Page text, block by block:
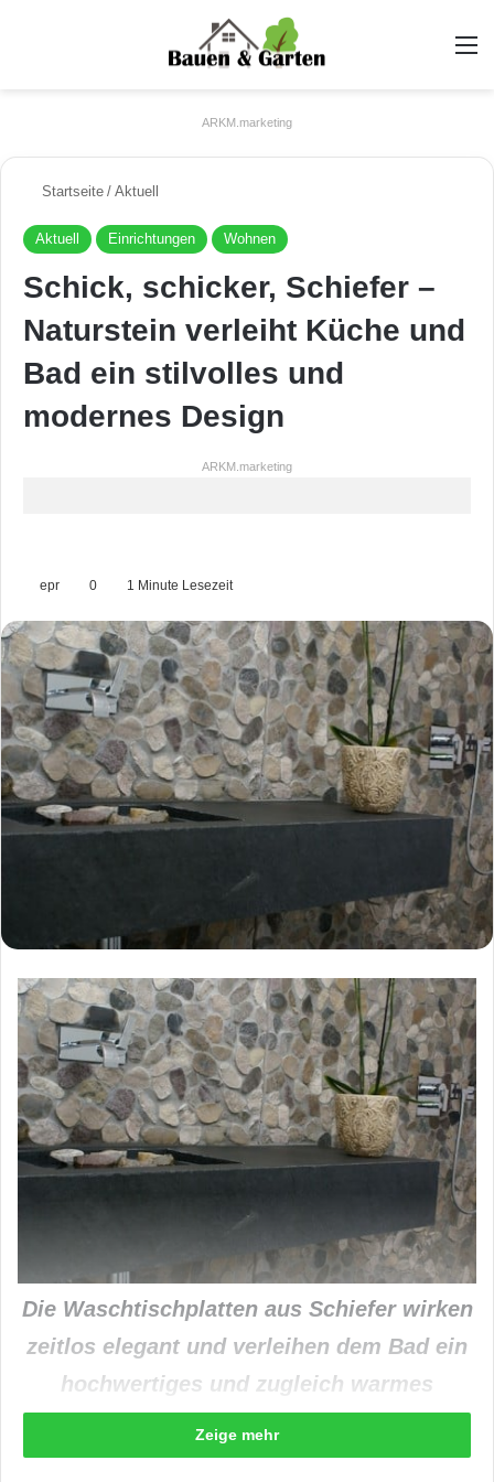
ARKM.marketing
Startseite / Aktuell
Aktuell Einrichtungen Wohnen
Schick, schicker, Schiefer –
Naturstein verleiht Küche und
Bad ein stilvolles und
modernes Design
ARKM.marketing
epr 0 1 Minute Lesezeit
Die Waschtischplatten aus Schiefer wirken
zeitlos elegant und verleihen dem Bad ein
hochwertiges und zugleich warmes
Einst lediglich als Funktionsräume genutzt,
Zeige mehr